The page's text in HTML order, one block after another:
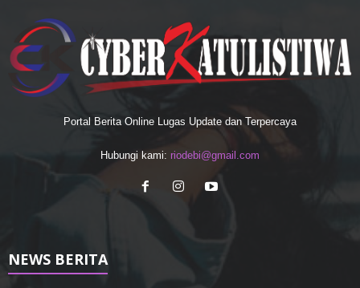
Portal Berita Online Lugas Update dan Terpercaya
Hubungi kami: riodebi@gmail.com
NEWS BERITA